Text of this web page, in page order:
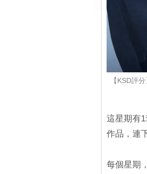
【KSD評
這星期有
作品，連
每個星期